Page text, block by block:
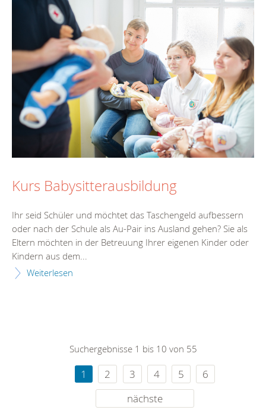
Kurs Babysitterausbildung
Ihr seid Schüler und möchtet das Taschengeld aufbessern
oder nach der Schule als Au-Pair ins Ausland gehen? Sie als
Eltern möchten in der Betreuung Ihrer eigenen Kinder oder
Kindern aus dem...
Weiterlesen
Suchergebnisse 1 bis 10 von 55
1 2 3 4 5
6
nächste